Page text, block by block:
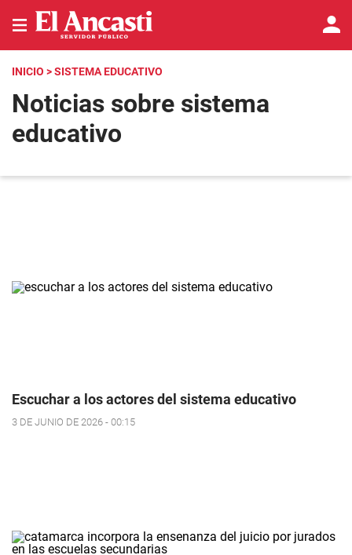
INICIO > SISTEMA EDUCATIVO
Noticias sobre sistema
educativo
Escuchar a los actores del sistema educativo
3 DE JUNIO DE 2026 - 00:15